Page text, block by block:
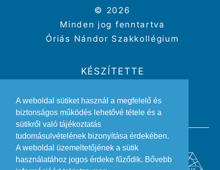
A weboldal sütiket használ a megfelelő és
biztonságos működés lehetővé tétele és a
sütikről való tájékoztatás
tudomásulvételének bizonyítása érdekében.
A weboldal üzemeltetőjének a sütik
használatához jogos érdeke fűződik. Bővebb
© 2026
Minden jog fenntartva
Óriás Nándor Szakkollégium
KÉSZÍTETTE
Design:Gertheis Anna